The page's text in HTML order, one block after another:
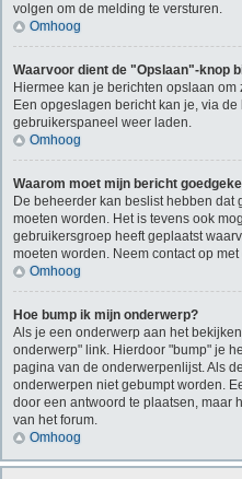
volgen om de melding te versturen.
Omhoog
Waarvoor dient de "Opslaan"-knop
Hiermee kan je berichten opslaan
Een opgeslagen bericht kan je, via
gebruikerspaneel weer laden.
Omhoog
Waarom moet mijn bericht
De beheerder kan beslist hebben dat
moeten worden. Het is tevens ook
gebruikersgroep heeft geplaatst
moeten worden. Neem contact op
Omhoog
Hoe bump ik mijn onderwerp?
Als je een onderwerp aan het
onderwerp" link. Hierdoor "bump" je
pagina van de onderwerpenlijst. Als
onderwerpen niet gebumpt worden.
door een antwoord te plaatsen, maar
van het forum.
Omhoog